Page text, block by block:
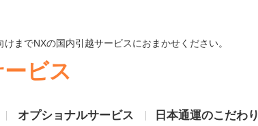
までNXの国内引越サービスにおまかせください。
ビス
オプショナルサービス 日本通運のこだわり